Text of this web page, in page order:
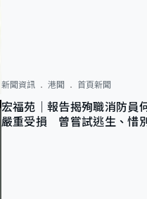
新聞資訊 港聞 首頁新聞
宏福苑｜報告揭殉職消防員
嚴重受損 曾嘗試逃生、惜